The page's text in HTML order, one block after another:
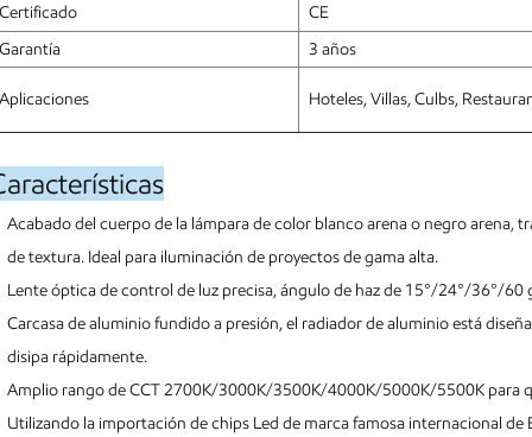
Certificado
CE
Garantía
3 años
Aplicaciones Hoteles, Villas, Culbs,
Acabado del cuerpo de la lámpara de color blanco arena o negro arena,
de textura. Ideal para iluminación de proyectos de gama alta.
Lente óptica de control de luz precisa, ángulo de haz de 15°/24°/36°/
Carcasa de aluminio fundido a presión, el radiador de aluminio está
disipa rápidamente.
Amplio rango de CCT 2700K/3000K/3500K/4000K/5000K/5500K para
Utilizando la importación de chips Led de marca famosa internacional de